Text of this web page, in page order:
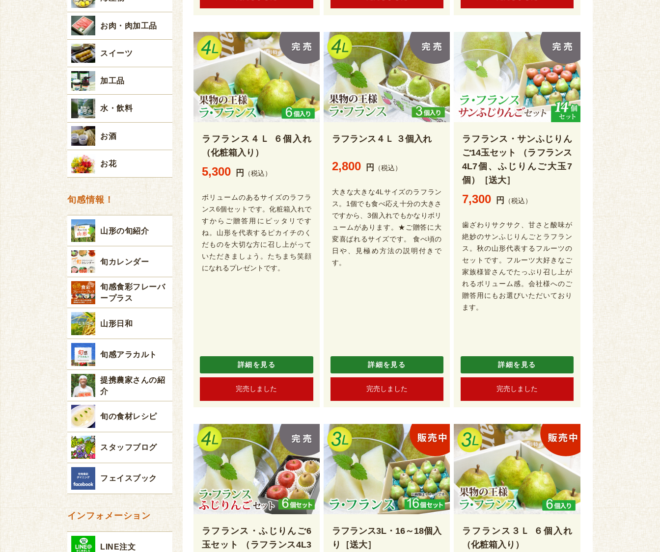
ラフランス４Ｌ ６個入れ
（化粧箱入り）
5,300 円 （税込）
ボリュームのあるサイズのラフラ
ンス6個セットです。化粧箱入れで
すからご贈答用にピッタリです
ね。山形を代表するピカイチのく
だものを大切な方に召し上がって
いただきましょう。たちまち笑顔
になれるプレゼントです。
詳細を見る
完売しました
ラフランス４Ｌ ３個入れ
2,800 円 （税込）
大きな大きな4Lサイズのラフラン
ス。1個でも食べ応え十分の大きさ
ですから、3個入れでもかなりボリ
ュームがあります。★ご贈答に大
変喜ばれるサイズです。 食べ頃の
日や、見極め方法の説明付きで
す。
詳細を見る
完売しました
ラフランス・サンふじりん
ご14玉セット （ラフランス
4L7個、ふじりんご大玉7
個）［送大］
7,300 円 （税込）
歯ざわりサクサク、甘さと酸味が
絶妙のサンふじりんごとラフラン
ス。秋の山形代表するフルーツの
セットです。フルーツ大好きなご
家族様皆さんでたっぷり召し上が
れるボリューム感。会社様へのご
贈答用にもお選びいただいており
ます。
詳細を見る
完売しました
ラフランス・ふじりんご6
玉セット （ラフランス4L3
ラフランス3L・16～18個入
り［送大］
ラフランス３Ｌ ６個入れ
（化粧箱入り）
お肉・肉加工品
スイーツ
加工品
水・飲料
お酒
お花
旬感情報！
山形の旬紹介
旬カレンダー
旬感食彩フレーバ
ープラス
山形日和
旬感アラカルト
提携農家さんの紹
介
旬の食材レシピ
スタッフブログ
フェイスブック
インフォメーション
LINE注文